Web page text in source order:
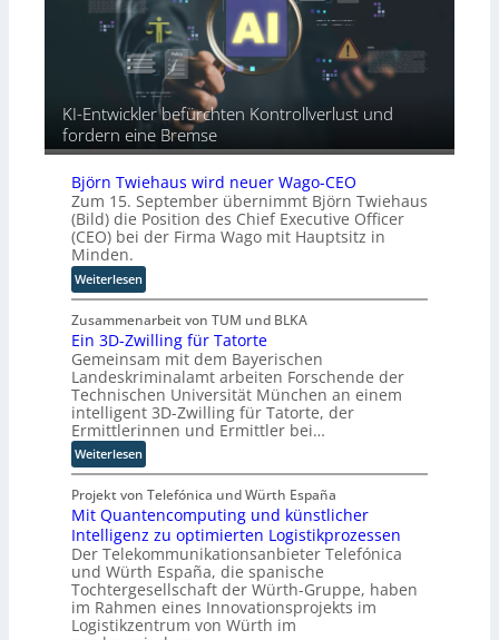
e
u
n
f
c
-
u
s
b
a
u
u
r
ä
i
c
h
e
n
R
o
u
t
e
r
-
H
e
r
s
e
l
l
e
r
n
n
a
h
u
t
o
m
a
t
i
s
i
e
r
u
n
g
s
l
ö
s
u
n
g
e
n
KI-Entwickler befürchten Kontrollverlust und
fordern eine Bremse
Björn Twiehaus wird neuer Wago-CEO
Zum 15. September übernimmt Björn Twiehaus
(Bild) die Position des Chief Executive Officer
(CEO) bei der Firma Wago mit Hauptsitz in
Minden.
Weiterlesen:
B
j
ö
r
n
T
w
i
e
h
a
u
s
w
i
r
d
Zusammenarbeit von TUM und BLKA
Ein 3D-Zwilling für Tatorte
Gemeinsam mit dem Bayerischen
Landeskriminalamt arbeiten Forschende der
Technischen Universität München an einem
intelligent 3D-Zwilling für Tatorte, der
Ermittlerinnen und Ermittler bei…
Weiterlesen:
E
i
n
3
D
-
Z
w
i
Projekt von Telefónica und Würth España
Mit Quantencomputing und künstlicher
Intelligenz zu optimierten Logistikprozessen
Der Telekommunikationsanbieter Telefónica
und Würth España, die spanische
Tochtergesellschaft der Würth-Gruppe, haben
im Rahmen eines Innovationsprojekts im
Logistikzentrum von Würth im